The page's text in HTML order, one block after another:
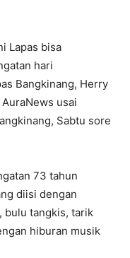
Lapas bisa
hari
Bangkinang, Herry
usai
Sabtu sore
73 tahun
diisi dengan
bulu tangkis, tarik
hiburan musik